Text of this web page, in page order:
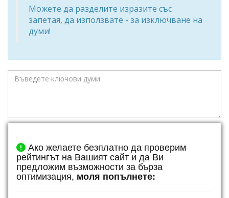
Можете да разделите изразите със
запетая, да използвате - за изключване на
думи!
Ако желаете безплатно да проверим
рейтингът на Вашият сайт и да Ви
предложим възможности за бърза
оптимизация, моля попълнете: